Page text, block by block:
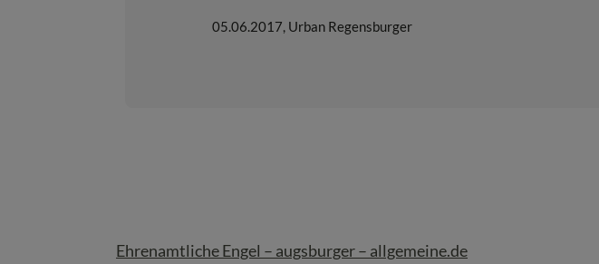
05.06.2017, Urban Regensburger
Ehrenamtliche Engel – augsburger – allgemeine.de